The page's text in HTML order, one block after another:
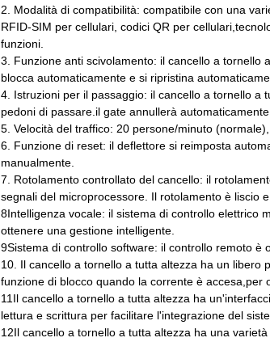
2. Modalità di compatibilità: compatibile con una
RFID-SIM per cellulari, codici QR per
funzioni.
3. Funzione anti scivolamento: il cancello a tornello
blocca automaticamente e si ripristina
4. Istruzioni per il passaggio: il cancello a tornello a
pedoni di passare.il gate annullerà
5. Velocità del traffico: 20 persone/minuto
6. Funzione di reset: il deflettore si reimposta
manualmente.
7. Rotolamento controllato del cancello: il
segnali del microprocessore. Il rotolamento è liscio
8Intelligenza vocale: il sistema di controllo elettrico
ottenere una gestione intelligente.
9Sistema di controllo software: il controllo remoto è
10. Il cancello a tornello a tutta altezza ha un libero
funzione di blocco quando la corrente è accesa,per
11Il cancello a tornello a tutta altezza ha
lettura e scrittura per facilitare l'integrazione del
12Il cancello a tornello a tutta altezza ha una